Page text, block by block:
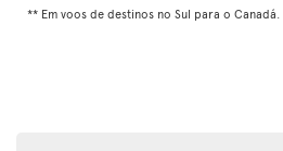
** Em voos de destinos no Sul para o Canadá.